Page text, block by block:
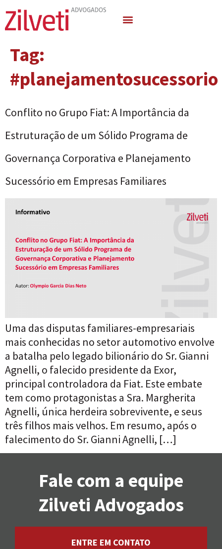
Tag:
#planejamentosucessorio
Conflito no Grupo Fiat: A Importância da
Estruturação de um Sólido Programa de
Governança Corporativa e Planejamento
Sucessório em Empresas Familiares
Uma das disputas familiares-empresariais
mais conhecidas no setor automotivo envolve
a batalha pelo legado bilionário do Sr. Gianni
Agnelli, o falecido presidente da Exor,
principal controladora da Fiat. Este embate
tem como protagonistas a Sra. Margherita
Agnelli, única herdeira sobrevivente, e seus
três filhos mais velhos. Em resumo, após o
falecimento do Sr. Gianni Agnelli, […]
Fale com a equipe
Zilveti Advogados
ENTRE EM CONTATO